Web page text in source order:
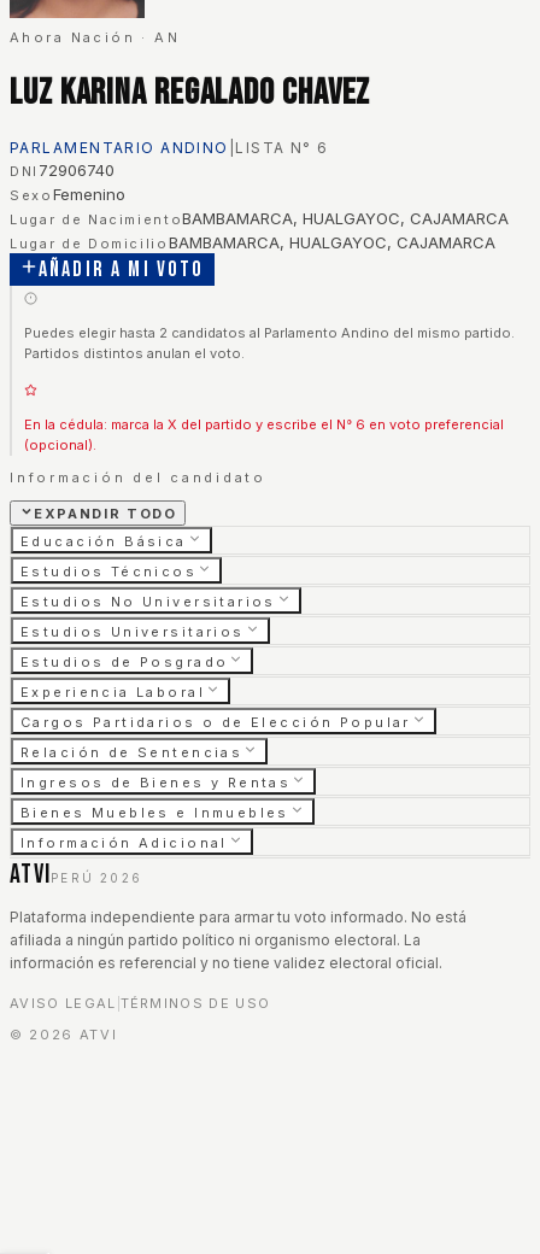
Ahora Nación ·AN
Luz Karina Regalado Chavez
PARLAMENTARIO ANDINO LISTA N° 6
DNI 72906740
Sexo Femenino
Lugar de NacimientoBAMBAMARCA, HUALGAYOC, CAJAMARCA
Lugar de Domicilio BAMBAMARCA, HUALGAYOC, CAJAMARCA
Añadir a mi voto
Puedes elegir hasta 2 candidatos al Parlamento Andino del mismo partido.
Partidos distintos anulan el voto.
En la cédula: marca la X del partido y escribe el N° 6 en voto preferencial
(opcional).
Información del candidato
EXPANDIR TODO
Educación Básica
Estudios Técnicos
Estudios No Universitarios
Estudios Universitarios
Estudios de Posgrado
Experiencia Laboral
Cargos Partidarios o de Elección Popular
Relación de Sentencias
Ingresos de Bienes y Rentas
Bienes Muebles e Inmuebles
Información Adicional
ATVI PERÚ 2026
Plataforma independiente para armar tu voto informado. No está
afiliada a ningún partido político ni organismo electoral. La
información es referencial y no tiene validez electoral oficial.
AVISO LEGAL TÉRMINOS DE USO
© 2026 ATVI